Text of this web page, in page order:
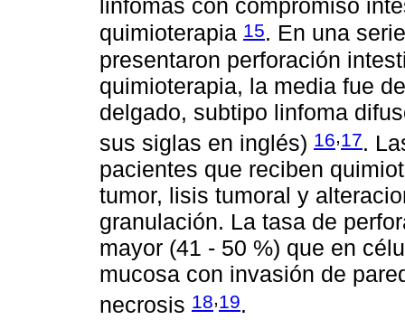
linfomas con compromiso
quimioterapia 15. En una
presentaron perforación
quimioterapia, la media fue
delgado, subtipo linfoma
sus siglas en inglés) 16 17.
pacientes que reciben
tumor, lisis tumoral y
granulación. La tasa de
mayor (41 - 50 %) que en
mucosa con invasión de
necrosis 18,19.